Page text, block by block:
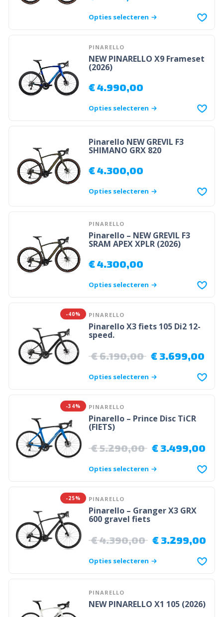
Opties selecteren
PINARELLO
NEW PINARELLO X9 Frameset
(2026)
€4.990,00
Opties selecteren
Pinarello NEW GREVIL F3
SHIMANO GRX 820
€4.300,00
Opties selecteren
PINARELLO
Pinarello – NEW GREVIL F3
SRAM APEX XPLR (2026)
€4.300,00
Opties selecteren
-40% PINARELLO
Pinarello X3 fiets 105 Di2 12-
speed.
€6.190,00 €3.699,00
Opties selecteren
-34% PINARELLO
Pinarello – Prince Disc TiCR
(FIETS)
€5.290,00 €3.499,00
Opties selecteren
-25% PINARELLO
Pinarello – Granger X3 GRX
600 gravel fiets
€4.390,00 €3.299,00
Opties selecteren
PINARELLO
NEW PINARELLO X1 105 (2026)